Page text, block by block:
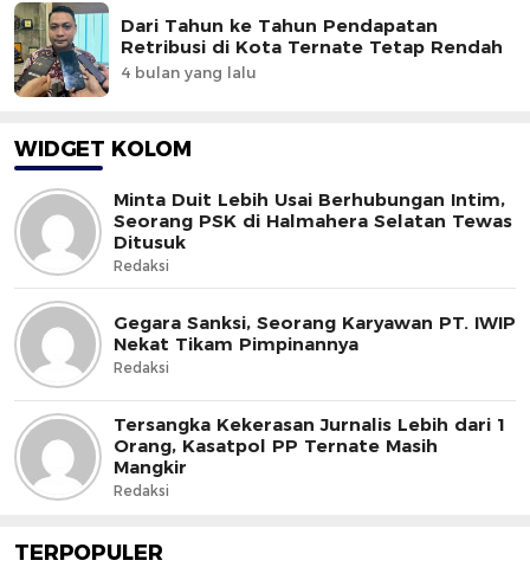
Dari Tahun ke Tahun Pendapatan
Retribusi di Kota Ternate Tetap Rendah
4 bulan yang lalu
WIDGET KOLOM
Minta Duit Lebih Usai Berhubungan Intim,
Seorang PSK di Halmahera Selatan Tewas
Ditusuk
Redaksi
Gegara Sanksi, Seorang Karyawan PT. IWIP
Nekat Tikam Pimpinannya
Redaksi
Tersangka Kekerasan Jurnalis Lebih dari 1
Orang, Kasatpol PP Ternate Masih
Mangkir
Redaksi
TERPOPULER